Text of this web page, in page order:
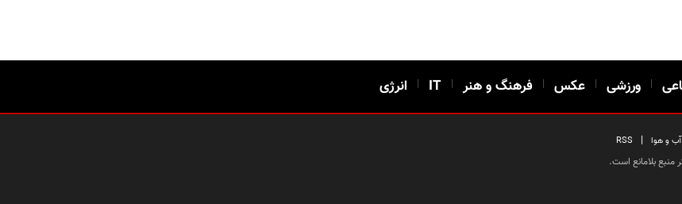
| ورزشی | عکس | فرهنگ و هنر |
IT
| انرژی
آب و هوا |
RSS
بلامانع است.